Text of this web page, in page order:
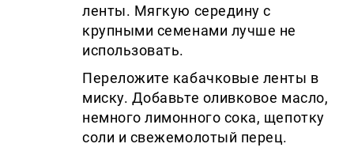
ленты. Мягкую середину с
крупными семенами лучше не
использовать.
Переложите кабачковые ленты в
миску. Добавьте оливковое масло,
немного лимонного сока, щепотку
соли и свежемолотый перец.